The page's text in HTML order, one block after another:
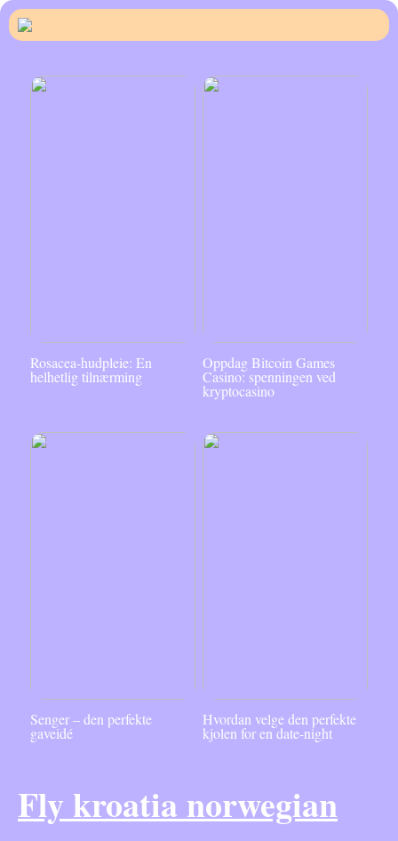
Rosacea-hudpleie: En
helhetlig tilnærming
Oppdag Bitcoin Games
Casino: spenningen ved
kryptocasino
Senger – den perfekte
gaveidé
Hvordan velge den perfekte
kjolen for en date-night
Fly kroatia norwegian